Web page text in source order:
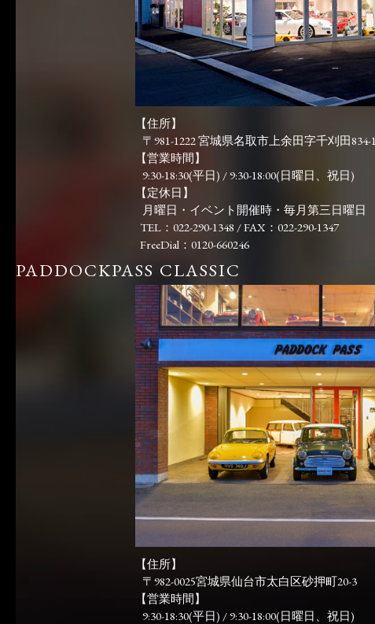
【住所】
〒981-1222 宮城県名取市上余田字千刈田834-1
【営業時間】
9:30-18:30(平日) / 9:30-18:00(日曜日、祝日)
【定休日】
月曜日・イベント開催時・毎月第三日曜日
TEL：022-290-1348 / FAX：022-290-1347
FreeDial：0120-660246
PADDOCKPASS CLASSIC
【住所】
〒982-0025宮城県仙台市太白区砂押町20-3
【営業時間】
9:30-18:30(平日) / 9:30-18:00(日曜日、祝日)